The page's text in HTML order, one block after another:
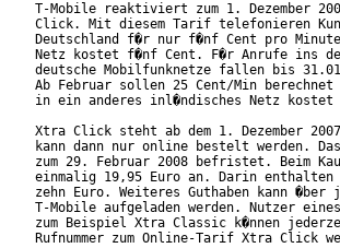
T-Mobile reaktiviert zum 1. Dezember
Click. Mit diesem Tarif telefonieren
Deutschland f�r nur f�nf Cent pro
Netz kostet f�nf Cent. F�r Anrufe ins
deutsche Mobilfunknetze fallen bis
Ab Februar sollen 25 Cent/Min berechnet
in ein anderes inl�ndisches Netz kostet
Xtra Click steht ab dem 1. Dezember
kann dann nur online bestelt werden.
zum 29. Februar 2008 befristet. Beim
einmalig 19,95 Euro an. Darin
zehn Euro. Weiteres Guthaben kann
T-Mobile aufgeladen werden. Nutzer
zum Beispiel Xtra Classic k�nnen
Rufnummer zum Online-Tarif Xtra